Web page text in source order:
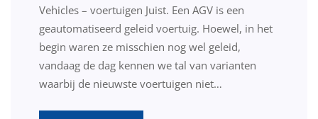
Vehicles – voertuigen Juist. Een AGV is een
geautomatiseerd geleid voertuig. Hoewel, in het
begin waren ze misschien nog wel geleid,
vandaag de dag kennen we tal van varianten
waarbij de nieuwste voertuigen niet…